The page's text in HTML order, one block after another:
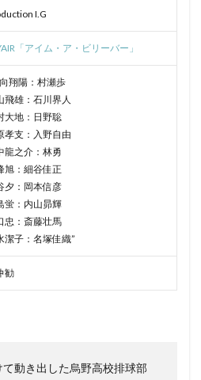
I.G
「アイム・ア・ビリーバー」
翔陽：村瀬歩
飛雄：石川界人
大地：日野聡
孝支：入野自由
龍之介：林勇
旭：細谷佳正
夕：岡本信彦
蛍：内山昴輝
忠：斎藤壮馬
潔子：名塚佳織”
勧
動き出した烏野高校排球部